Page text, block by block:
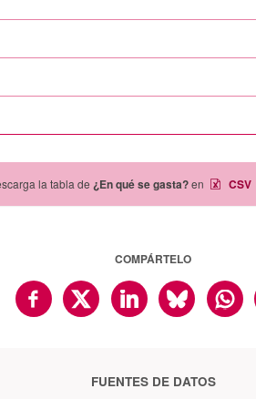
la tabla de ¿En qué se gasta?en CSV
COMPÁRTELO
FUENTES DE DATOS